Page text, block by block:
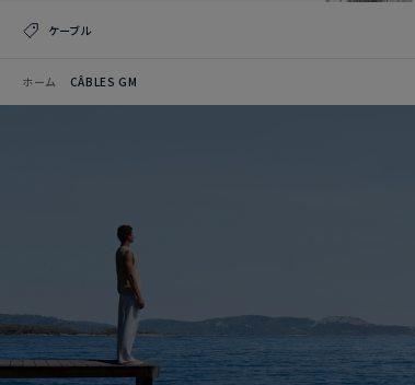
ケーブル
ホーム CÂBLES GM